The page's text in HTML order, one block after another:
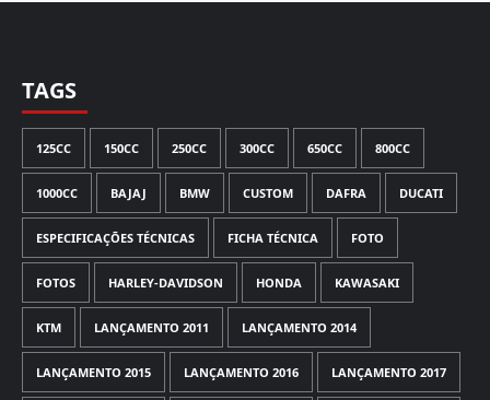
TAGS
125CC 150CC 250CC 300CC 650CC 800CC
1000CC BAJAJ BMW CUSTOM DAFRA DUCATI
ESPECIFICAÇÕES TÉCNICAS FICHA TÉCNICA FOTO
FOTOS HARLEY-DAVIDSON HONDA KAWASAKI
KTM LANÇAMENTO 2011 LANÇAMENTO 2014
LANÇAMENTO 2015 LANÇAMENTO 2016 LANÇAMENTO 2017